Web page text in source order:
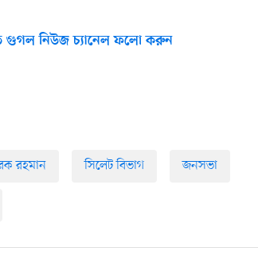
গুগল নিউজ চ্যানেল ফলো করুন
রহমান সিলেট বিভাগ জনসভা